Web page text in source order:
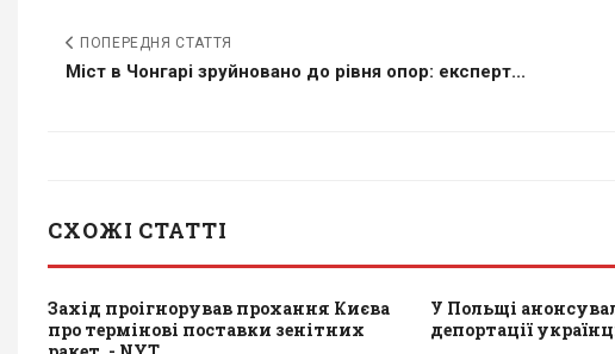
ПОПЕРЕДНЯ СТАТТЯ
Міст в Чонгарі зруйновано до рівня опор: експерт...
СХОЖІ СТАТТІ
Захід проігнорував прохання Києва
про термінові поставки зенітних
У Польщі
депортації